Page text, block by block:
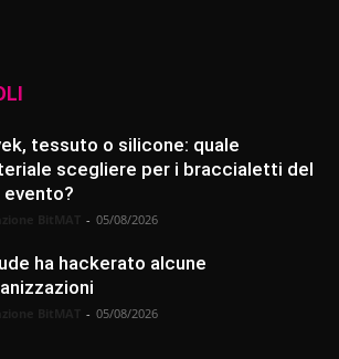
tessuto o silicone: quale
scegliere per i braccialetti del
evento?
- 05/08/2026
ha hackerato alcune
- 05/08/2026